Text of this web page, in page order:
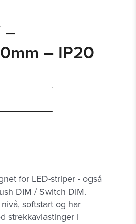
–
– IP20
for LED-striper - også
DIM / Switch DIM.
softstart og har
strekkavlastinger i